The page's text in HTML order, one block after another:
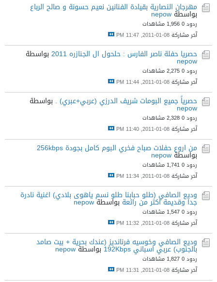
مهرجان النصارية بقيادة الفنانين نعيم حسونة و صالح الرباع
بواسطة nepow
ردود 0
1,956 مشاهدات
آخر مشاركة08-01-2011, 11:47 PM
حصريا حفلة ناصر الفارس : حلحول ال الجنازره 2011 بواسطة
nepow
ردود 0
2,275 مشاهدات
آخر مشاركة08-01-2011, 11:44 PM
حصرياً جميع البومات شريف الدرزي (عربي+عبري) . بواسطة
nepow
ردود 0
2,328 مشاهدات
آخر مشاركة08-01-2011, 11:40 PM
من اروع حفلات صباح فخري البوم كامل بجودة 256kbps
بواسطة nepow
ردود 0
1,741 مشاهدات
آخر مشاركة08-01-2011, 11:34 PM
وديع الصافي (طلو حبابنا طلو نسم ياهوى بلادي) اغنية نادرة
جدا وقديمة اكثر من رائعة بواسطةnepow
ردود 0
1,547 مشاهدات
آخر مشاركة08-01-2011, 11:32 PM
وديع الصافي وخوسيه فرنانديز (عندك بحرية + بيت صامد
بالجنوب) عربي اسباني 192Kbps بواسطةnepow
ردود 0
1,827 مشاهدات
آخر مشاركة08-01-2011, 11:31 PM